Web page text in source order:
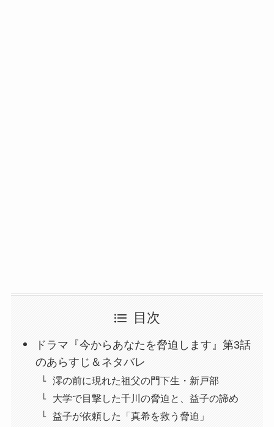
目次
ドラマ『今からあなたを脅迫します』第3話
のあらすじ＆ネタバレ
澪の前に現れた祖父の門下生・新戸部
大学で目撃した千川の脅迫と、益子の諦め
益子が依頼した「真希を救う脅迫」